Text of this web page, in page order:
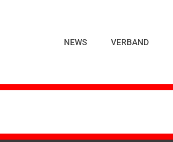
NEWS VERBAND